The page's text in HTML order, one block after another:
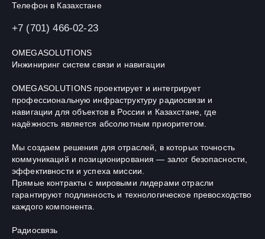
Телефон в Казахстане
+7 (701) 466-02-23
OMEGASOLUTIONS
Инжиниринг систем связи и навигации
OMEGASOLUTIONS проектирует и интегрирует
профессиональную инфраструктуру радиосвязи и
навигации для объектов в России и Казахстане, где
надёжность является абсолютным приоритетом.
Мы создаем решения для отраслей, в которых точность
коммуникаций и позиционирования — залог безопасности,
эффективности и успеха миссии.
Прямые контракты с мировыми лидерами отрасли
гарантируют подлинность и технологическое превосходство
каждого компонента.
Радиосвязь